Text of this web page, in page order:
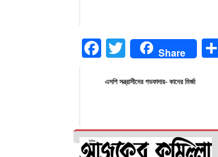
Facebook
Twitter Share
এসপি সন্ত্রাসীদের গডফাদার- কাদের মির্জা